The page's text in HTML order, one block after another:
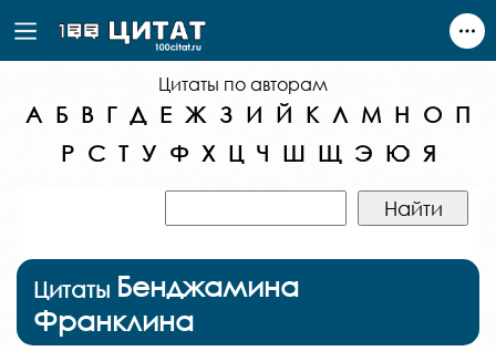
Цитаты по авторам
А Б В Г Д Е Ж З И Й К Л М Н О П
Р С Т У Ф Х Ц Ч Ш Щ Э Ю Я
Цитаты Бенджамина
Франклина